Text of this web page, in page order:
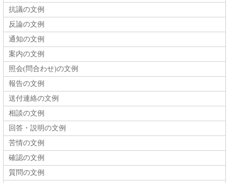
抗議の文例
反論の文例
通知の文例
案内の文例
照会(問合わせ)の文例
報告の文例
送付連絡の文例
相談の文例
回答・説明の文例
苦情の文例
確認の文例
質問の文例